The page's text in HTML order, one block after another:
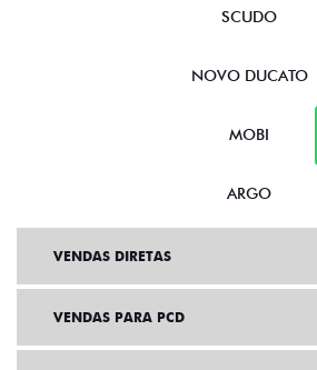
SCUDO
NOVO DUCATO
MOBI
ARGO
VENDAS DIRETAS
VENDAS PARA PCD